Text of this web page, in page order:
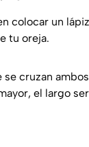
colocar un
tu oreja.
se cruzan
el largo